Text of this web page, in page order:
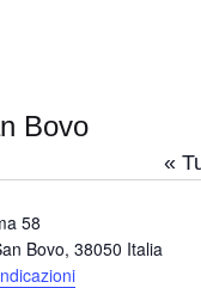
Bovo
«
58
Bovo, 38050 Italia